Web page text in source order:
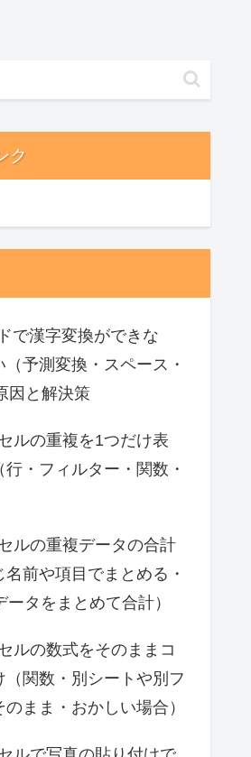
ク
で漢字変換ができな
予測変換・スペース・
因と解決策
ルの重複を1つだけ表
・フィルター・関数・
ルの重複データの合計
前や項目でまとめる・
タをまとめて合計）
ルの数式をそのままコ
（関数・別シートや別フ
まま・おかしい場合）